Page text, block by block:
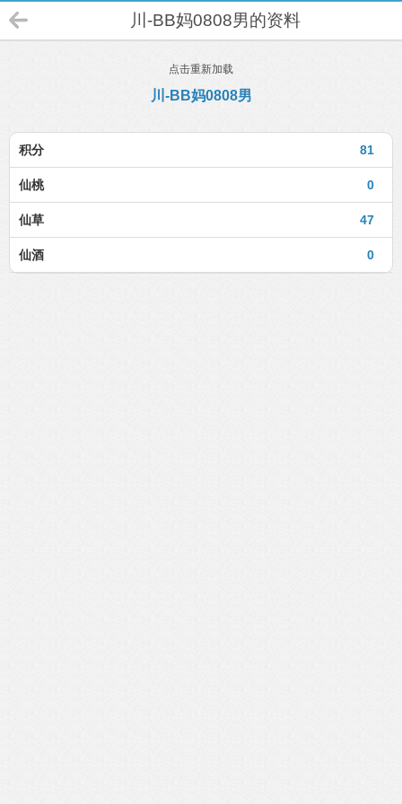
川-BB妈0808男的资料
点击重新加载
川-BB妈0808男
81
积分
0
仙桃
47
仙草
0
仙酒